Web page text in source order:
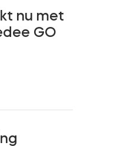
nu met
GO